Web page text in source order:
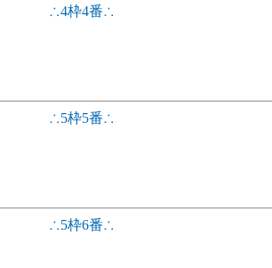
∴4枠4番∴
∴5枠5番∴
∴5枠6番∴